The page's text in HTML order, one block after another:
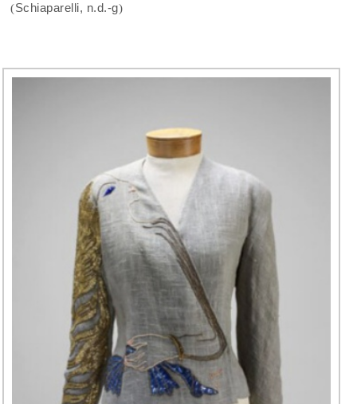
(Schiaparelli, n.d.-g)